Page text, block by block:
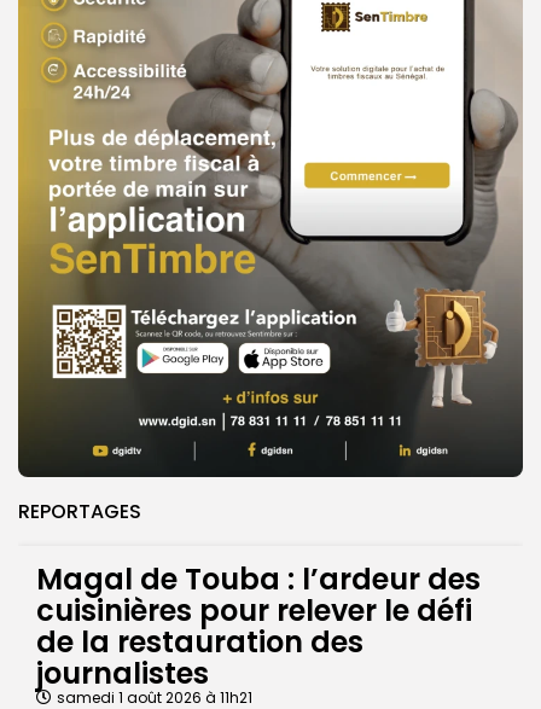
REPORTAGES
Magal de Touba : l’ardeur des
cuisinières pour relever le défi
de la restauration des
journalistes
samedi 1 août 2026 à 11h21